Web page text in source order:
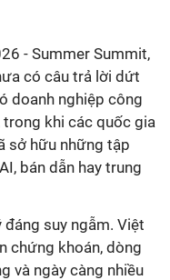
- Summer Summit,
có câu trả lời dứt
doanh nghiệp công
khi các quốc gia
sở hữu những tập
bán dẫn hay trung
đáng suy ngẫm. Việt
chứng khoán, dòng
và ngày càng nhiều